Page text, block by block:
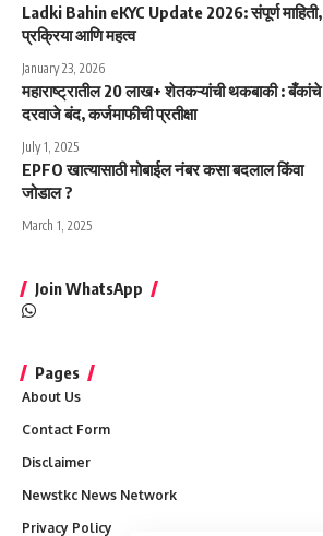
Ladki Bahin eKYC Update 2026: संपूर्ण माहिती,
प्रक्रिया आणि महत्व
January 23, 2026
महाराष्ट्रातील 20 लाख+ शेतकऱ्यांची थकबाकी : बँकांचे
दरवाजे बंद, कर्जमाफीची प्रतीक्षा
July 1, 2025
EPFO खात्यासाठी मोबाईल नंबर कसा बदलाल किंवा
जोडाल ?
March 1, 2025
Join WhatsApp
Pages
About Us
Contact Form
Disclaimer
Newstkc News Network
Privacy Policy